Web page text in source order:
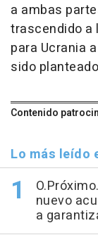
a ambas
trascendido a
para Ucrania
sido
Contenido
Lo más leído
nuevo
a